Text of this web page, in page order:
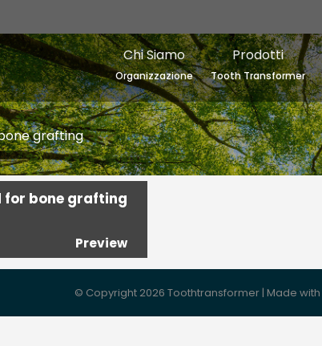
Chi Siamo
Organizzazione
Prodotti
Tooth Transformer
grafting
for bone grafting
Preview
© Copyright 2026 Toothtransformer | Made with